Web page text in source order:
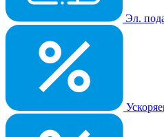
Эл.